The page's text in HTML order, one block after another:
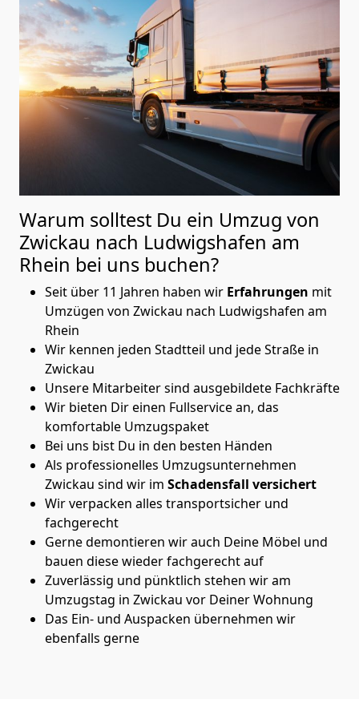
Warum solltest Du ein Umzug von
Zwickau nach Ludwigshafen am
Rhein bei uns buchen?
Seit über 11 Jahren haben wir Erfahrungen mit
Umzügen von Zwickau nach Ludwigshafen am
Rhein
Wir kennen jeden Stadtteil und jede Straße in
Zwickau
Unsere Mitarbeiter sind ausgebildete Fachkräfte
Wir bieten Dir einen Fullservice an, das
komfortable Umzugspaket
Bei uns bist Du in den besten Händen
Als professionelles Umzugsunternehmen
Zwickau sind wir im Schadensfall versichert
Wir verpacken alles transportsicher und
fachgerecht
Gerne demontieren wir auch Deine Möbel und
bauen diese wieder fachgerecht auf
Zuverlässig und pünktlich stehen wir am
Umzugstag in Zwickau vor Deiner Wohnung
Das Ein- und Auspacken übernehmen wir
ebenfalls gerne